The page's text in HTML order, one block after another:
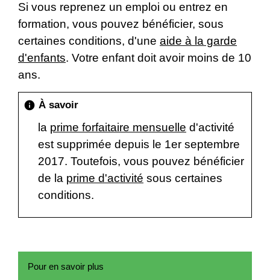
Si vous reprenez un emploi ou entrez en
formation, vous pouvez bénéficier, sous
certaines conditions, d'une aide à la garde
d'enfants. Votre enfant doit avoir moins de 10
ans.
info À savoir
la prime forfaitaire mensuelle d'activité
est supprimée depuis le 1er septembre
2017. Toutefois, vous pouvez bénéficier
de la prime d'activité sous certaines
conditions.
Pour en savoir plus